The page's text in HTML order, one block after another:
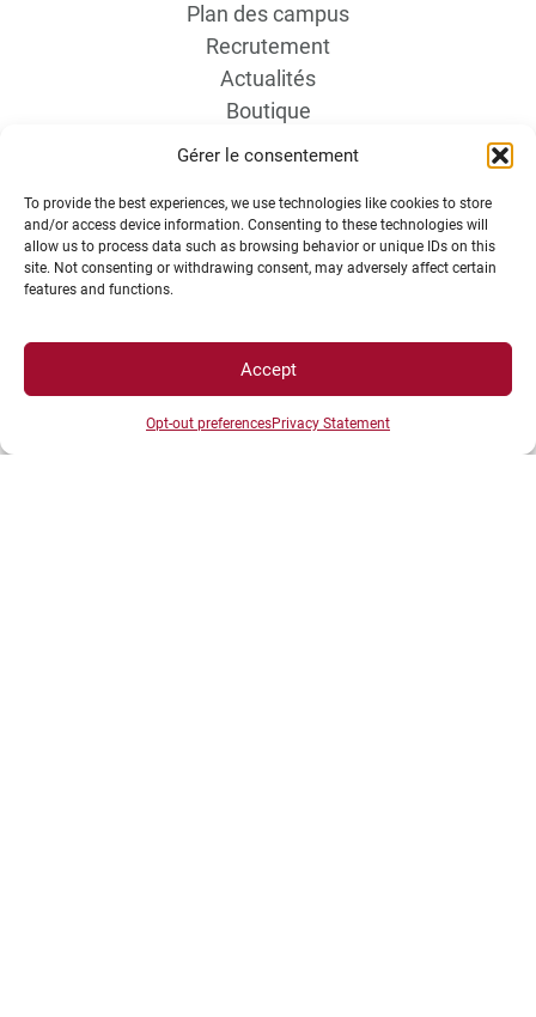
Gérer le consentement
To provide the best experiences, we use technologies like cookies to store
and/or access device information. Consenting to these technologies will
allow us to process data such as browsing behavior or unique IDs on this
site. Not consenting or withdrawing consent, may adversely affect certain
features and functions.
Accept
Opt-out preferencesPrivacy Statement
Plan des campus
Recrutement
Actualités
Boutique
Contact étudiant
INFORMATIONS LÉGALES
Plan d’accès des campus